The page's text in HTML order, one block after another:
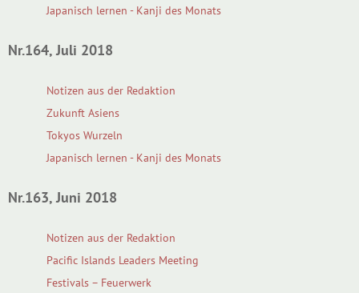
Japanisch lernen - Kanji des Monats
Nr.164, Juli 2018
Notizen aus der Redaktion
Zukunft Asiens
Tokyos Wurzeln
Japanisch lernen - Kanji des Monats
Nr.163, Juni 2018
Notizen aus der Redaktion
Pacific Islands Leaders Meeting
Festivals – Feuerwerk